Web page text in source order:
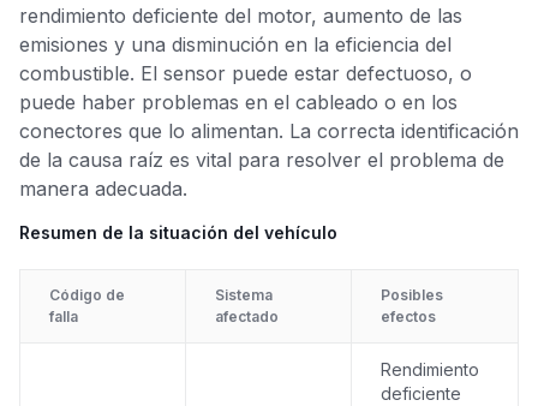
rendimiento deficiente del motor, aumento de las
emisiones y una disminución en la eficiencia del
combustible. El sensor puede estar defectuoso, o
puede haber problemas en el cableado o en los
conectores que lo alimentan. La correcta identificación
de la causa raíz es vital para resolver el problema de
manera adecuada.
Resumen de la situación del vehículo
Código de
falla
Sistema
afectado
Posibles
efectos
Rendimiento
deficiente